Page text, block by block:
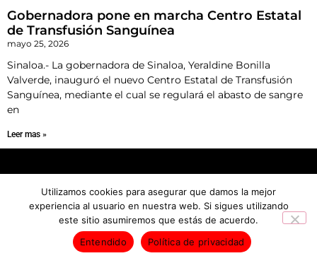
Gobernadora pone en marcha Centro Estatal
de Transfusión Sanguínea
mayo 25, 2026
Sinaloa.- La gobernadora de Sinaloa, Yeraldine Bonilla
Valverde, inauguró el nuevo Centro Estatal de Transfusión
Sanguínea, mediante el cual se regulará el abasto de sangre
en
Leer mas »
INICIO
NOTICIAS
Derechos Reservados © 2026
Utilizamos cookies para asegurar que damos la mejor
experiencia al usuario en nuestra web. Si sigues utilizando
este sitio asumiremos que estás de acuerdo.
Entendido
Política de privacidad